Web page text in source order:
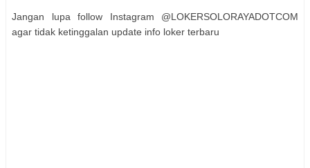
Jangan lupa follow Instagram @LOKERSOLORAYADOTCOM
agar tidak ketinggalan update info loker terbaru